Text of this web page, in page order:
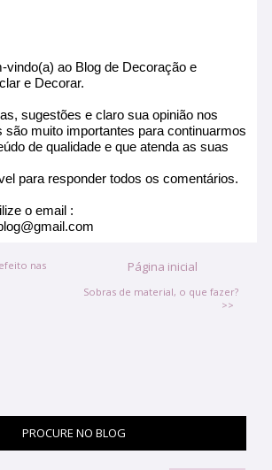
vindo(a) ao Blog de Decoração e
e Decorar.
sugestões e claro sua opinião nos
são muito importantes para continuarmos
de qualidade e que atenda as suas
para responder todos os comentários.
o email :
nas
Sobras de material, o que fazer?
>>
Página inicial
PROCURE NO BLOG